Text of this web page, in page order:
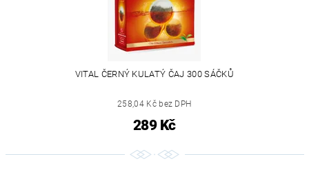
VITAL ČERNÝ KULATÝ ČAJ 300 SÁČKŮ
258,04 Kč bez DPH
289 Kč